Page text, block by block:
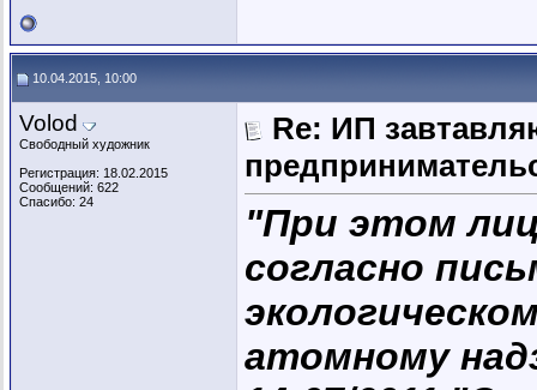
10.04.2015, 10:00
Volod
Свободный художник
Регистрация: 18.02.2015
Сообщений: 622
Спасибо: 24
Re: ИП
"При этом
согласно
атомному